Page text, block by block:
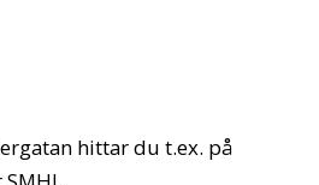
hittar du t.ex. på